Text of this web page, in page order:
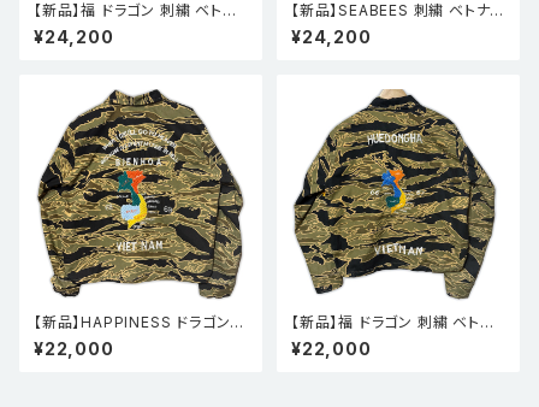
【新品】福 ドラゴン 刺繍 ベトナ
ムスーベニア キルティングジャ
ケット ベトジャン ウッドランドカ
¥24,200
【新品】SEABEES 刺繍 ベトナム
スーベニア キルティングジャケ
ット ベトジャン ウッドランドカモ
¥24,200
【新品】HAPPINESS ドラゴン
刺繍 ベトナムスーベニア ツイル
ジャケット ベトジャン タイガー
¥22,000
【新品】福 ドラゴン 刺繍 ベトナ
ムスーベニア ツイルジャケット
ベトジャン タイガーストライプカ
¥22,000